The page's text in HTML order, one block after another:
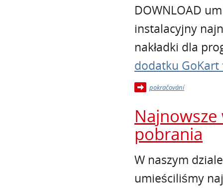
DOWNLOAD
instalacyjny
nakładki dla
dodatku
pokračování
Najnowsze
pobrania
W naszym
umieściliśmy